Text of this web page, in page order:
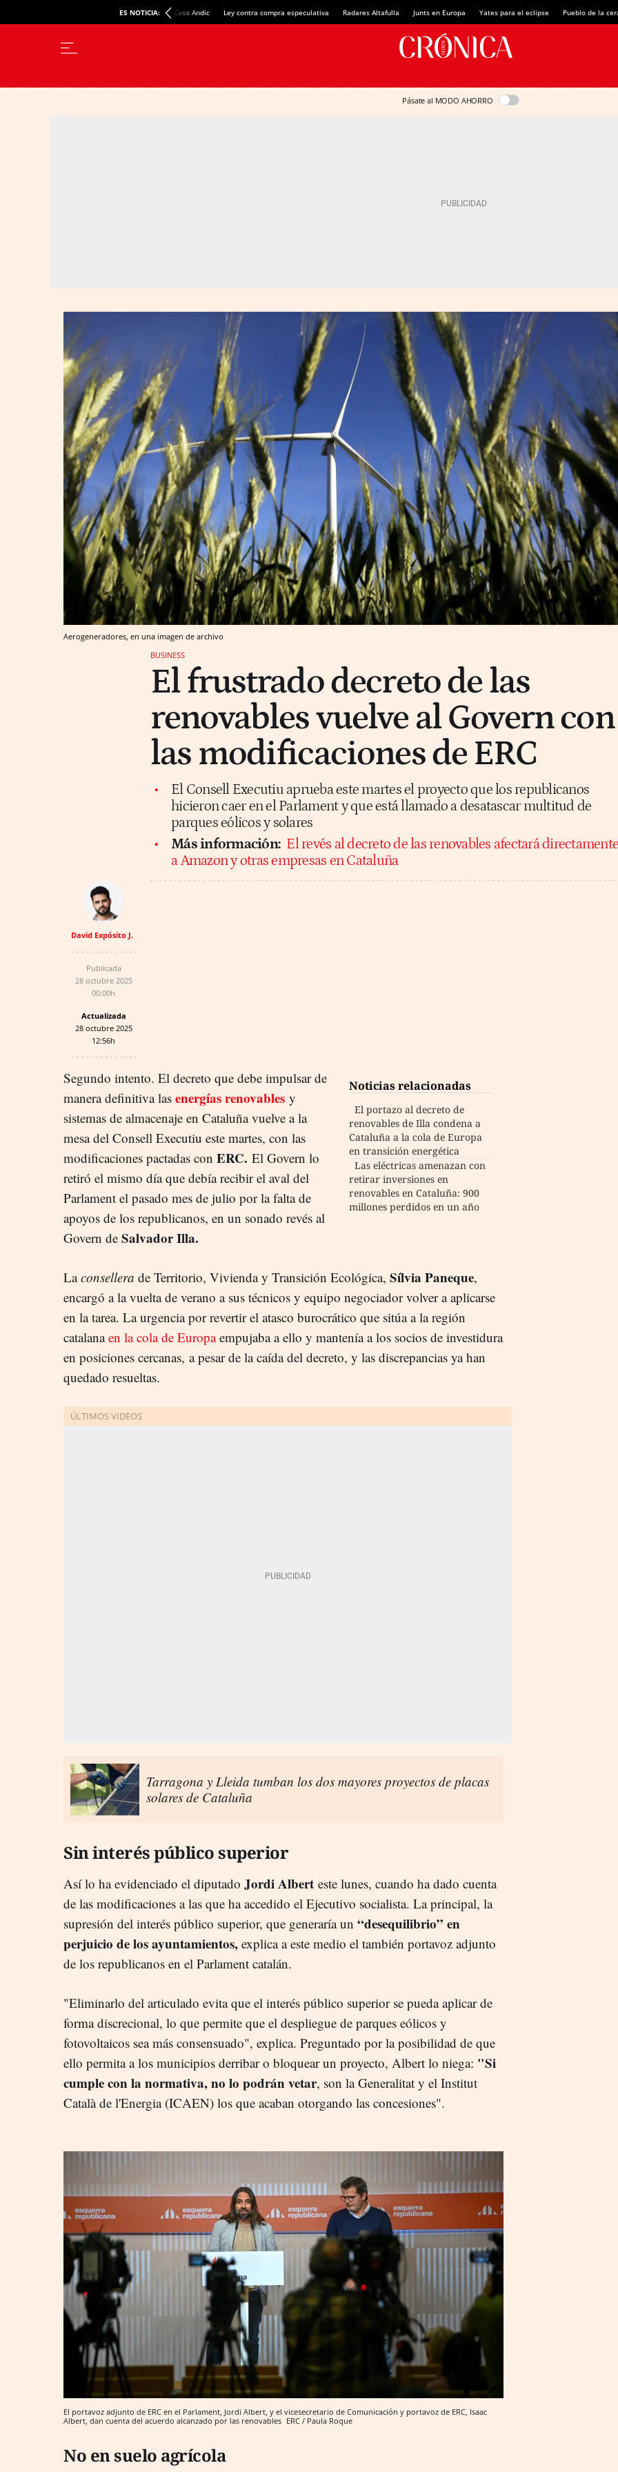
ES NOTICIA: Caso Andic Ley contra compra especulativa Radares Altafulla Junts en Europa Yates para el eclipse Pueblo de la
Pásate al MODO AHORRO
Aerogeneradores, en una imagen de archivo
BUSINESS
El frustrado decreto de las
renovables vuelve al Govern con
las modificaciones de ERC
El Consell Executiu aprueba este martes el proyecto que los republicanos
hicieron caer en el Parlament y que está llamado a desatascar multitud de
parques eólicos y solares
Más información: El revés al decreto de las renovables afectará directamente
a Amazon y otras empresas en Cataluña
David Expósito J.
Publicada
28 octubre 2025
00:00h
Actualizada
28 octubre 2025
12:56h
Noticias relacionadas
El portazo al decreto de
renovables de Illa condena a
Cataluña a la cola de Europa
en transición energética
Las eléctricas amenazan con
retirar inversiones en
renovables en Cataluña: 900
millones perdidos en un año
Segundo intento. El decreto que debe impulsar de
manera definitiva las energías renovables y
sistemas de almacenaje en Cataluña vuelve a la
mesa del Consell Executiu este martes, con las
modificaciones pactadas con ERC. El Govern lo
retiró el mismo día que debía recibir el aval del
Parlament el pasado mes de julio por la falta de
apoyos de los republicanos, en un sonado revés al
Govern de Salvador Illa.
Laconsellera de Territorio, Vivienda y Transición Ecológica, Sílvia Paneque,
encargó a la vuelta de verano a sus técnicos y equipo negociador volver a aplicarse
en la tarea. La urgencia por revertir el atasco burocrático que sitúa a la región
catalanaen la cola de Europaempujaba a ello y mantenía a los socios de investidura
en posiciones cercanas, a pesar de la caída del decreto, y las discrepancias ya han
quedado resueltas.
Tarragona y Lleida tumban los dos mayores proyectos de placas
solares de Cataluña
Sin interés público superior
Así lo ha evidenciado el diputado Jordi Albert este lunes, cuando ha dado cuenta
de las modificaciones a las que ha accedido el Ejecutivo socialista. La principal, la
supresión del interés público superior, que generaría un “desequilibrio” en
perjuicio de los ayuntamientos, explica a este medio el también portavoz adjunto
de los republicanos en el Parlament catalán.
"Eliminarlo del articulado evita que el interés público superior se pueda aplicar de
forma discrecional, lo que permite que el despliegue de parques eólicos y
fotovoltaicos sea más consensuado", explica. Preguntado por la posibilidad de que
ello permita a los municipios derribar o bloquear un proyecto, Albert lo niega: "Si
cumple con la normativa, no lo podrán vetar, son la Generalitat y el Institut
Català de l'Energia (ICAEN) los que acaban otorgando las concesiones".
El portavoz adjunto de ERC en el Parlament, Jordi Albert, y el vicesecretario de Comunicación y portavoz de ERC, Isaac
Albert, dan cuenta del acuerdo alcanzado por las renovables ERC / Paula Roque
No en suelo agrícola